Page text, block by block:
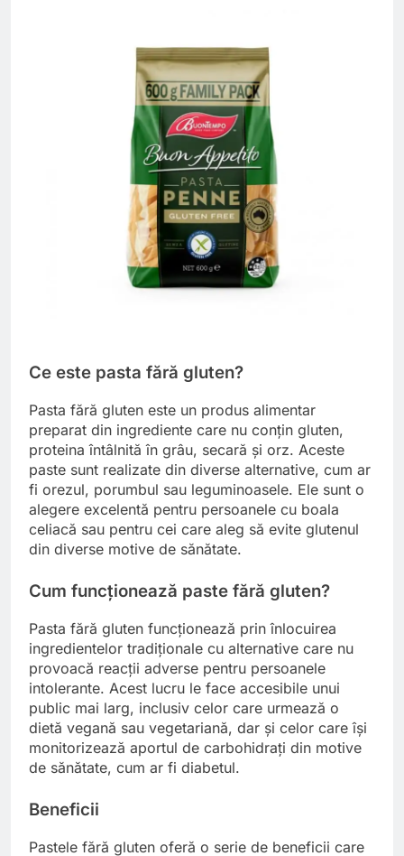
Ce este pasta fără gluten?
Pasta fără gluten este un produs alimentar
preparat din ingrediente care nu conțin gluten,
proteina întâlnită în grâu, secară și orz. Aceste
paste sunt realizate din diverse alternative, cum ar
fi orezul, porumbul sau leguminoasele. Ele sunt o
alegere excelentă pentru persoanele cu boala
celiacă sau pentru cei care aleg să evite glutenul
din diverse motive de sănătate.
Cum funcționează paste fără gluten?
Pasta fără gluten funcționează prin înlocuirea
ingredientelor tradiționale cu alternative care nu
provoacă reacții adverse pentru persoanele
intolerante. Acest lucru le face accesibile unui
public mai larg, inclusiv celor care urmează o
dietă vegană sau vegetariană, dar și celor care își
monitorizează aportul de carbohidrați din motive
de sănătate, cum ar fi diabetul.
Beneficii
Pastele fără gluten oferă o serie de beneficii care